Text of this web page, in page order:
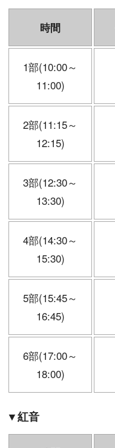
時間
1部(10:00～
11:00)
2部(11:15～
12:15)
3部(12:30～
13:30)
4部(14:30～
15:30)
5部(15:45～
16:45)
6部(17:00～
18:00)
▼紅音